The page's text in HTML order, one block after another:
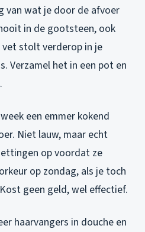
van wat je door de afvoer
in de gootsteen, ook
stolt verderop in je
Verzamel het in een pot en
een emmer kokend
Niet lauw, maar echt
op voordat ze
op zondag, als je toch
geen geld, wel effectief.
haarvangers in douche en